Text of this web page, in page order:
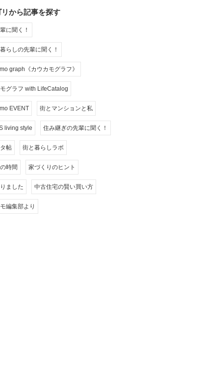
リから記事を探す
に聞く！
らしの先輩に聞く！
graph《カウカモグラフ》
グラフ with LifeCatalog
EVENT 街とマンションと私
living style 住み継ぎの先輩に聞く！
帖 街と暮らしラボ
時間 家づくりのヒント
ました 中古住宅の賢い買い方
編集部より